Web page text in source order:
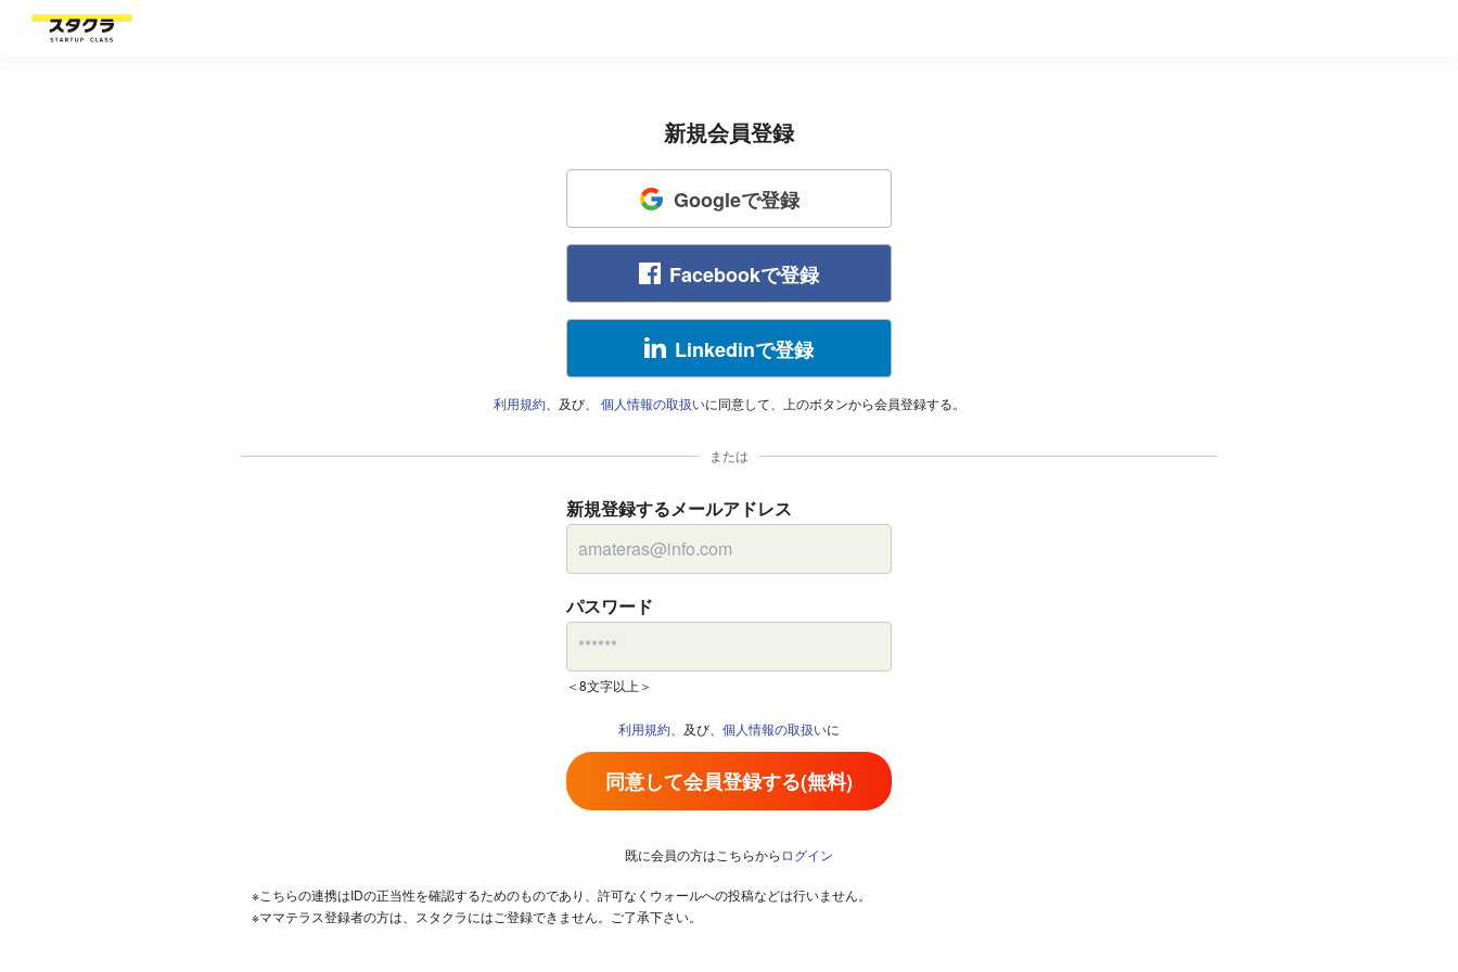
新規会員登録
Googleで登録
Facebookで登録
Linkedinで登録
利用規約、及び、 個人情報の取扱いに同意して、上のボタンから会員登録する。
または
新規登録するメールアドレス
パスワード
＜8文字以上＞
利用規約 、及び、 個人情報の取扱いに
同意して会員登録する(無料)
既に会員の方はこちらから ログイン
※こちらの連携はIDの正当性を確認するためのものであり、許可なくウォールへの投稿などは行いません。
※ママテラス登録者の方は、スタクラにはご登録できません。ご了承下さい。